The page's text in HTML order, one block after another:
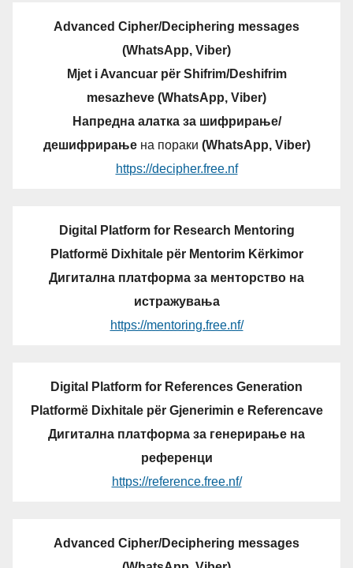
Advanced Cipher/Deciphering messages
(WhatsApp, Viber)
Mjet i Avancuar për Shifrim/Deshifrim
mesazheve (WhatsApp, Viber)
Напредна алатка за шифрирање/
дешифрирањена пораки (WhatsApp, Viber)
https://decipher.free.nf
Digital Platform for Research Mentoring
Platformë Dixhitale për Mentorim Kërkimor
Дигитална платформа за менторство на
истражувања
https://mentoring.free.nf/
Digital Platform for References Generation
Platformë Dixhitale për Gjenerimin e Referencave
Дигитална платформа за генерирање на
референци
https://reference.free.nf/
Advanced Cipher/Deciphering messages